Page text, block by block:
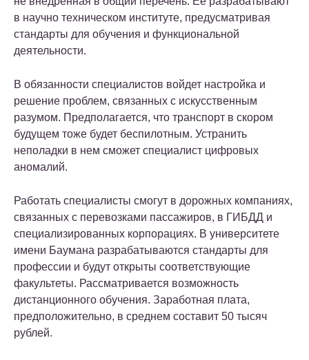
в научно техническом институте, предусматривая
стандарты для обучения и функциональной
деятельности.
В обязанности специалистов войдет настройка и
решение проблем, связанных с искусственным
разумом. Предполагается, что транспорт в скором
будущем тоже будет беспилотным. Устранить
неполадки в нем сможет специалист цифровых
аномалий.
Работать специалисты смогут в дорожных компаниях,
связанных с перевозками пассажиров, в ГИБДД и
специализированных корпорациях. В университете
имени Баумана разрабатываются стандарты для
профессии и будут открыты соответствующие
факультеты. Рассматривается возможность
дистанционного обучения. Заработная плата,
предположительно, в среднем составит 50 тысяч
рублей.